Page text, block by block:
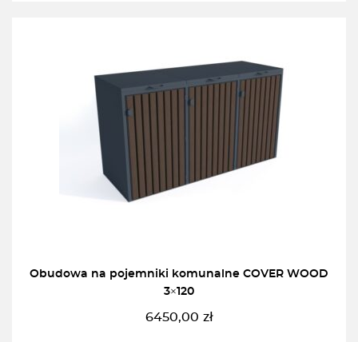
Obudowa na pojemniki komunalne COVER WOOD
3×120
6450,00 zł